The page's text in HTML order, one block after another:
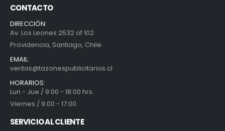
CONTACTO
DIRECCIÓN:
Av. Los Leones 2532 of 102
Providencia, Santiago, Chile
EMAIL:
ventas@tazonespublicitarios.cl
HORARIOS:
Lun - Jue / 9:00 - 18:00 hrs.
Viernes / 9:00 - 17:00
SERVICIO AL CLIENTE